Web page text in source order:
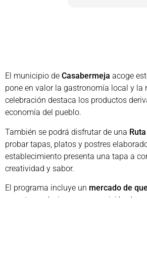
El municipio de Casabermeja acoge
pone en valor la gastronomía local y
celebración destaca los productos
economía del pueblo.
También se podrá disfrutar de una
probar tapas, platos y postres
establecimiento presenta una tapa a
creatividad y sabor.
El programa incluye un mercado de
esparto, cerámica, una exposición de